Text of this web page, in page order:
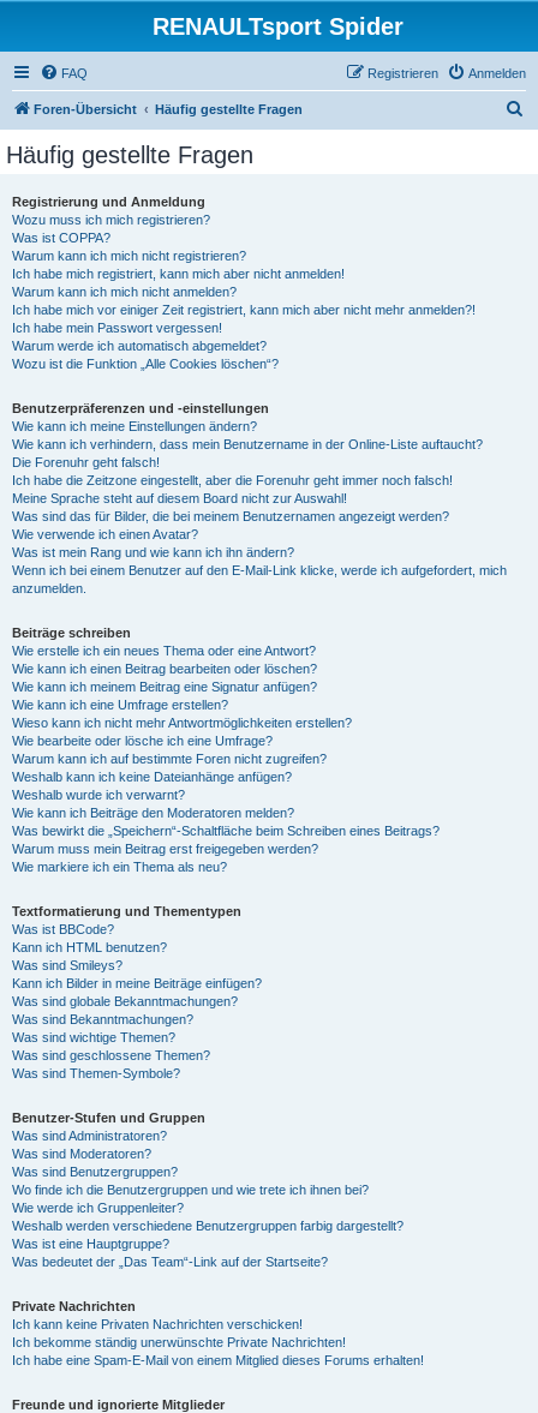
RENAULTsport Spider
FAQ Anmelden
Registrieren
Foren-Übersicht Häufig gestellte Fragen
Häufig gestellte Fragen
Registrierung und Anmeldung
Wozu muss ich mich registrieren?
Was ist COPPA?
Warum kann ich mich nicht registrieren?
Ich habe mich registriert, kann mich aber nicht anmelden!
Warum kann ich mich nicht anmelden?
Ich habe mich vor einiger Zeit registriert, kann mich aber nicht mehr anmelden?!
Ich habe mein Passwort vergessen!
Warum werde ich automatisch abgemeldet?
Wozu ist die Funktion „Alle Cookies löschen“?
Benutzerpräferenzen und -einstellungen
Wie kann ich meine Einstellungen ändern?
Wie kann ich verhindern, dass mein Benutzername in der Online-Liste auftaucht?
Die Forenuhr geht falsch!
Ich habe die Zeitzone eingestellt, aber die Forenuhr geht immer noch falsch!
Meine Sprache steht auf diesem Board nicht zur Auswahl!
Was sind das für Bilder, die bei meinem Benutzernamen angezeigt werden?
Wie verwende ich einen Avatar?
Was ist mein Rang und wie kann ich ihn ändern?
Wenn ich bei einem Benutzer auf den E-Mail-Link klicke, werde ich aufgefordert, mich
anzumelden.
Beiträge schreiben
Wie erstelle ich ein neues Thema oder eine Antwort?
Wie kann ich einen Beitrag bearbeiten oder löschen?
Wie kann ich meinem Beitrag eine Signatur anfügen?
Wie kann ich eine Umfrage erstellen?
Wieso kann ich nicht mehr Antwortmöglichkeiten erstellen?
Wie bearbeite oder lösche ich eine Umfrage?
Warum kann ich auf bestimmte Foren nicht zugreifen?
Weshalb kann ich keine Dateianhänge anfügen?
Weshalb wurde ich verwarnt?
Wie kann ich Beiträge den Moderatoren melden?
Was bewirkt die „Speichern“-Schaltfläche beim Schreiben eines Beitrags?
Warum muss mein Beitrag erst freigegeben werden?
Wie markiere ich ein Thema als neu?
Textformatierung und Thementypen
Was ist BBCode?
Kann ich HTML benutzen?
Was sind Smileys?
Kann ich Bilder in meine Beiträge einfügen?
Was sind globale Bekanntmachungen?
Was sind Bekanntmachungen?
Was sind wichtige Themen?
Was sind geschlossene Themen?
Was sind Themen-Symbole?
Benutzer-Stufen und Gruppen
Was sind Administratoren?
Was sind Moderatoren?
Was sind Benutzergruppen?
Wo finde ich die Benutzergruppen und wie trete ich ihnen bei?
Wie werde ich Gruppenleiter?
Weshalb werden verschiedene Benutzergruppen farbig dargestellt?
Was ist eine Hauptgruppe?
Was bedeutet der „Das Team“-Link auf der Startseite?
Private Nachrichten
Ich kann keine Privaten Nachrichten verschicken!
Ich bekomme ständig unerwünschte Private Nachrichten!
Ich habe eine Spam-E-Mail von einem Mitglied dieses Forums erhalten!
Freunde und ignorierte Mitglieder